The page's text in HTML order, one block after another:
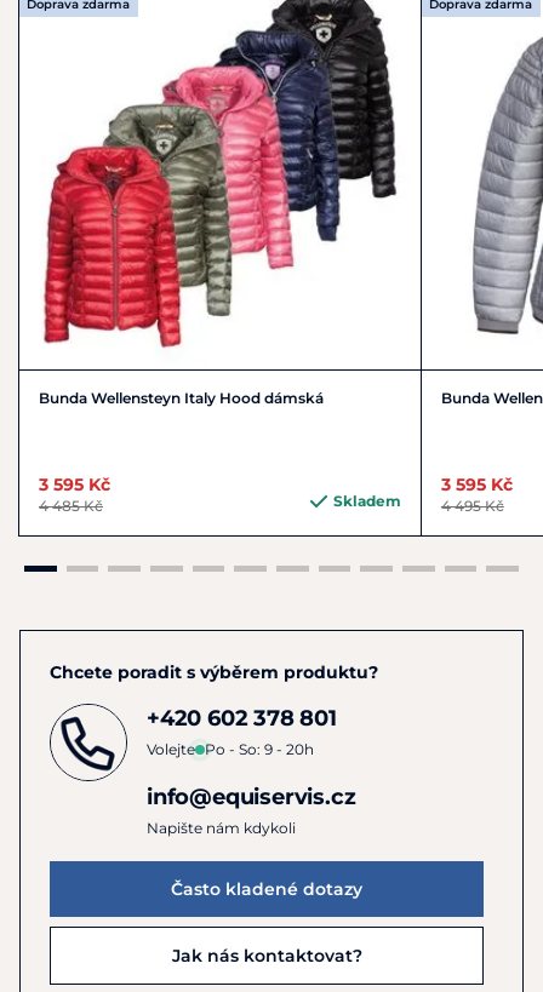
Doprava zdarma
Bunda Wellensteyn Italy Hood dámská
3 595 Kč
4 485 Kč Skladem
Doprava zdarma
Bunda
3 595 Kč
4 495 Kč
Chcete poradit s výběrem produktu?
+420 602 378 801
Volejte Po - So: 9 - 20h
info@equiservis.cz
Napište nám kdykoli
Často kladené dotazy
Jak nás kontaktovat?